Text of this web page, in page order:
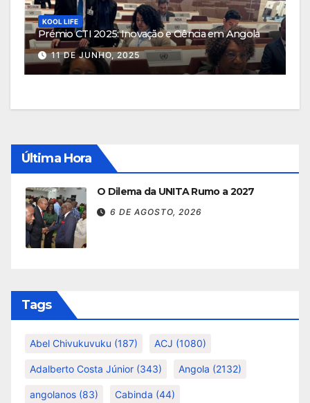
KOOL LIFE
Prémio CTI 2025: Inovação e Ciência em Angola
11 DE JUNHO, 2025
Última Hora
O Dilema da UNITA Rumo a 2027
6 DE AGOSTO, 2026
Tags
Abel Chivukuvuku (187) ACJ (1080)
Adalberto Costa Júnior (343) Angola (2132)
angolanos (83) Cabinda (44)